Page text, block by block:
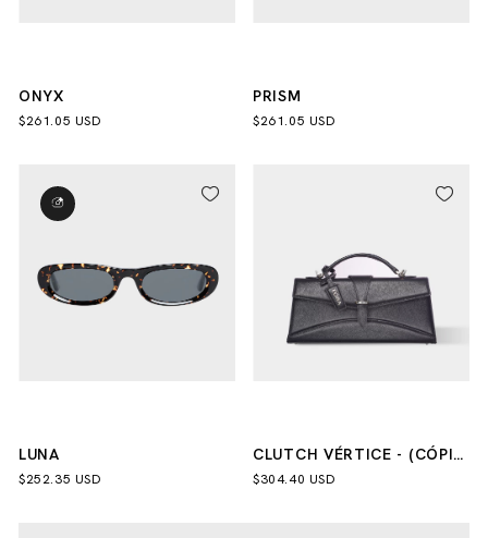
ONYX
$261.05 USD
PRISM
$261.05 USD
LUNA
$252.35 USD
CLUTCH VÉRTICE - (CÓPIA)
- (CÓPIA) - (CÓPIA) -
$304.40 USD